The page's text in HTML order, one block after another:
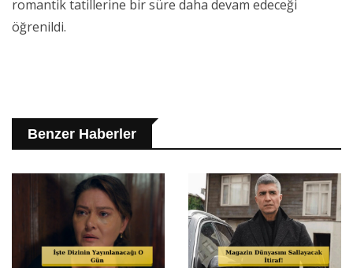
romantik tatillerine bir süre daha devam edeceği
öğrenildi.
Benzer Haberler